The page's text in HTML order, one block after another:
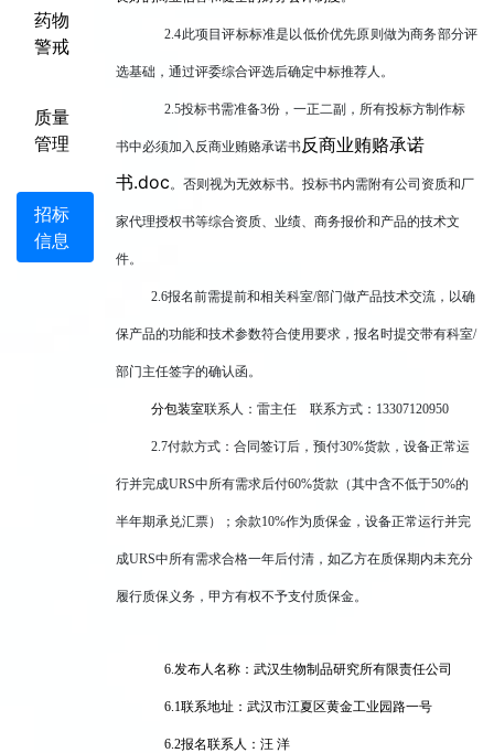
药物
警戒
质量
管理
招标
信息
2.4此项目评标标准是以低价优先原则做为商务部分评
选基础，通过评委综合评选后确定中标推荐人。
2.5投标书需准备3份，一正二副，所有投标方制作标
书中必须加入反商业贿赂承诺书反商业贿赂承诺
书.doc。否则视为无效标书。投标书内需附有公司资质和厂
家代理授权书等综合资质、业绩、商务报价和产品的技术文
件。
2.6报名前需提前和相关科室/部门做产品技术交流，以确
保产品的功能和技术参数符合使用要求，报名时提交带有科室/
部门主任签字的确认函。
分包装室联系人：雷主任 联系方式：13307120950
2.7付款方式：合同签订后，预付30%货款，设备正常运
行并完成URS中所有需求后付60%货款（其中含不低于50%的
半年期承兑汇票）；余款10%作为质保金，设备正常运行并完
成URS中所有需求合格一年后付清，如乙方在质保期内未充分
履行质保义务，甲方有权不予支付质保金。
6.发布人名称：武汉生物制品研究所有限责任公司
6.1联系地址：武汉市江夏区黄金工业园路一号
6.2报名联系人：汪 洋